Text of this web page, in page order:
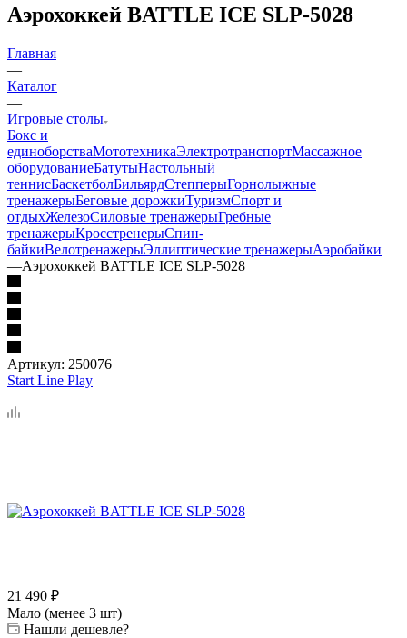
Аэрохоккей BATTLE ICE SLP-5028
Главная
—
Каталог
—
Игровые столы
Бокс и
единоборстваМототехникаЭлектротранспортМассажное
оборудованиеБатутыНастольный
теннисБаскетболБильярдСтепперыГорнолыжные
тренажерыБеговые дорожкиТуризмСпорт и
отдыхЖелезоСиловые тренажерыГребные
тренажерыКросстренерыСпин-
байкиВелотренажерыЭллиптические тренажерыАэробайки
—Аэрохоккей BATTLE ICE SLP-5028
Артикул: 250076
Start Line Play
21 490 ₽
Мало (менее 3 шт)
Нашли дешевле?